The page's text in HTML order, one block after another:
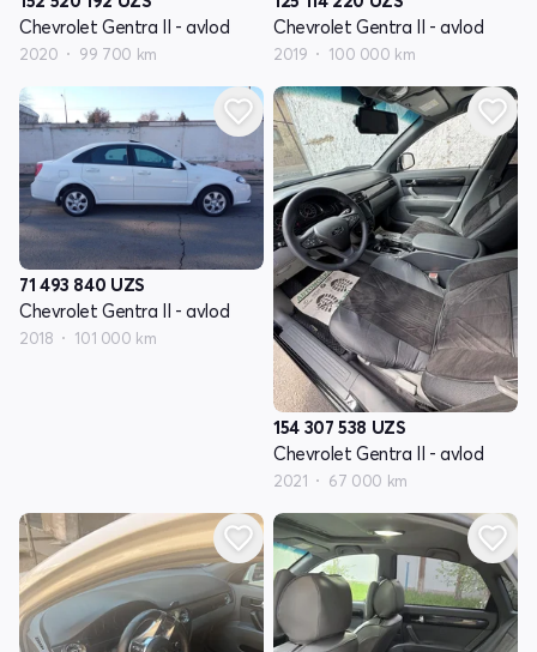
Chevrolet Gentra II - avlod
2020 99 700 km
Chevrolet Gentra II - avlod
2019 100 000 km
71 493 840 UZS
Chevrolet Gentra II - avlod
2018 101 000 km
154 307 538 UZS
Chevrolet Gentra II - avlod
2021 67 000 km